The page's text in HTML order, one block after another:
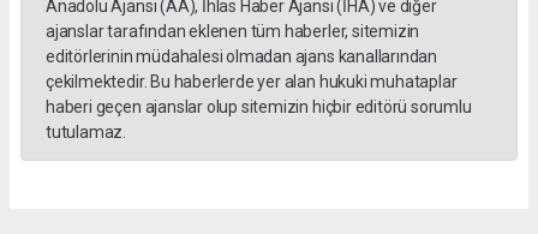
Anadolu Ajansı (AA), İhlas Haber Ajansı (İHA) ve diğer
ajanslar tarafından eklenen tüm haberler, sitemizin
editörlerinin müdahalesi olmadan ajans kanallarından
çekilmektedir. Bu haberlerde yer alan hukuki muhataplar
haberi geçen ajanslar olup sitemizin hiçbir editörü sorumlu
tutulamaz.